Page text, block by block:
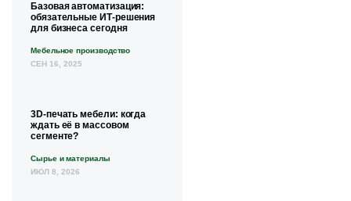
Базовая автоматизация:
обязательные ИТ-решения
для бизнеса сегодня
Мебельное производство
СЕН 16, 2025
3D-печать мебели: когда
ждать её в массовом
сегменте?
Сырье и материалы
ИЮЛ 8, 2026